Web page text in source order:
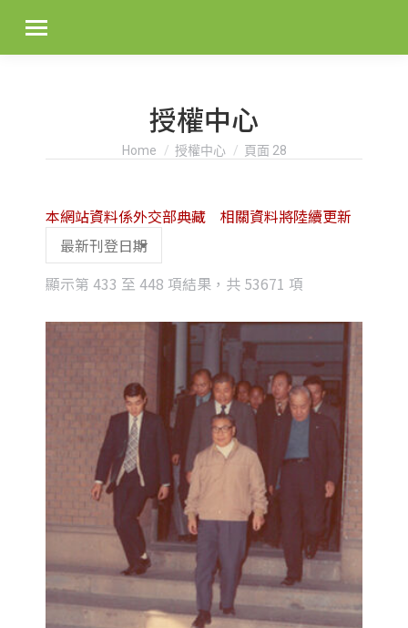
授權中心
You are here:
Home 授權中心 頁面 28
顯示第 433 至 448 項結果，共 53671 項
latest
本網站資料係外交部典藏 相關資料將陸續更新